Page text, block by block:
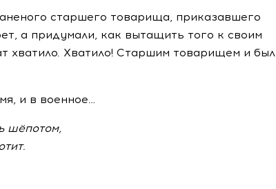
старшего товарища, приказавшего
а придумали, как вытащить того к своим
хватило. Хватило! Старшим товарищем и был
и в военное…
шёпотом,